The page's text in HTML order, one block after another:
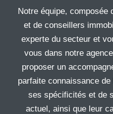
Notre équipe, composée
et de conseillers
experte du secteur et
vous dans notre
proposer un
parfaite connaissance
ses spécificités et de
actuel, ainsi que leur